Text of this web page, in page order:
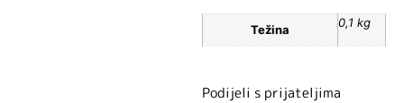
Težina 0,1 kg
Podijeli s prijateljima